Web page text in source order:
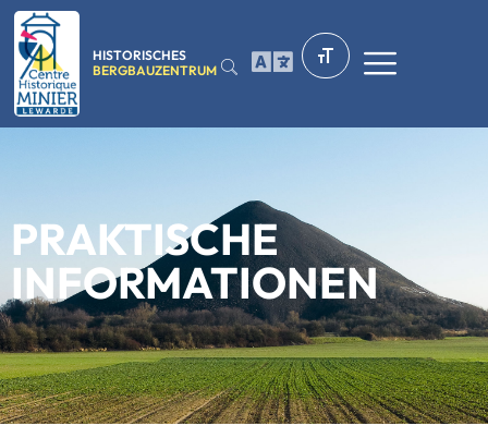
HISTORISCHES
BERGBAUZENTRUM
PRAKTISCHE
INFORMATIONEN